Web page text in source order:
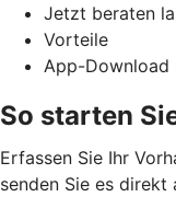
Jetzt beraten
Vorteile
App-Download
So starten
Erfassen Sie Ihr
senden Sie es